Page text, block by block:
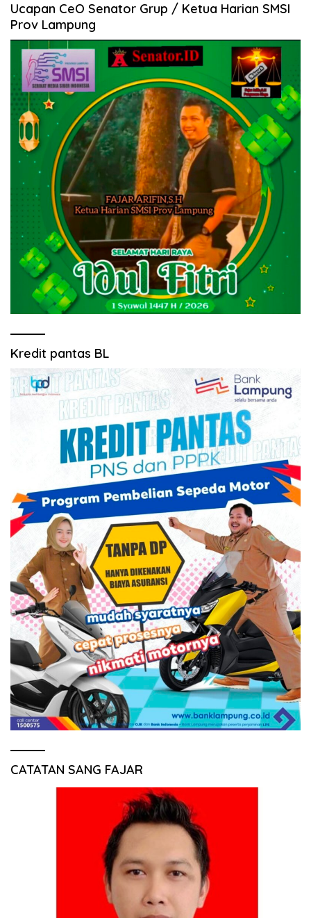
Ucapan CeO Senator Grup / Ketua Harian SMSI
Prov Lampung
Kredit pantas BL
CATATAN SANG FAJAR